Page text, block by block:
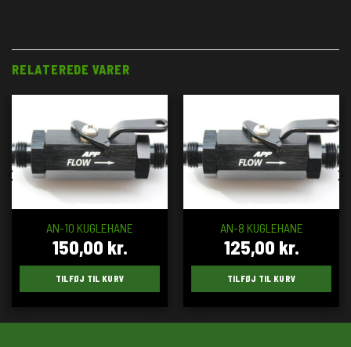
RELATEREDE VARER
AN-10 KUGLEHANE
150,00 kr.
TILFØJ TIL KURV
AN-8 KUGLEHANE
125,00 kr.
TILFØJ TIL KURV